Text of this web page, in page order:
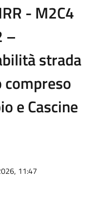
- M2C4
–
strada
e Cascine
11:47